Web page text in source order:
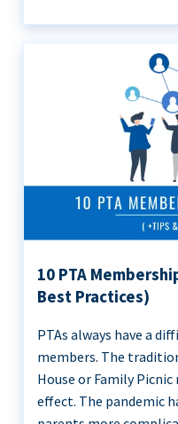
10 PTA
Best Practices)
PTAs always have a
members. The
House or Family
effect. The pandemic